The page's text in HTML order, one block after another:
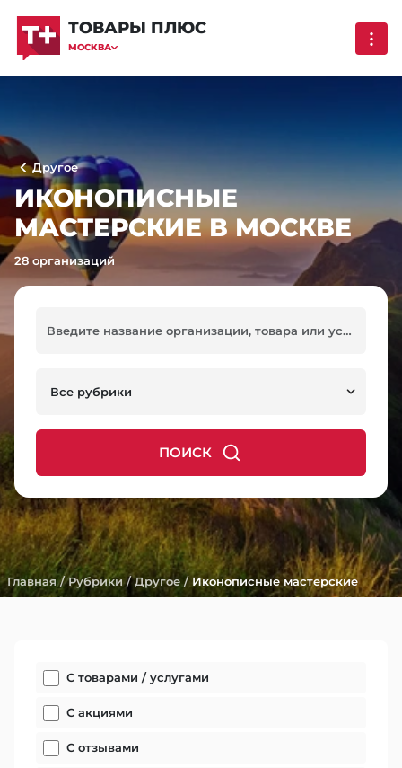
ТОВАРЫ ПЛЮС
МОСКВА
Другое
ИКОНОПИСНЫЕ
МАСТЕРСКИЕ В МОСКВЕ
28 организаций
Все рубрики
ПОИСК
Главная/Рубрики/Другое / Иконописные мастерские
С товарами / услугами
С акциями
С отзывами